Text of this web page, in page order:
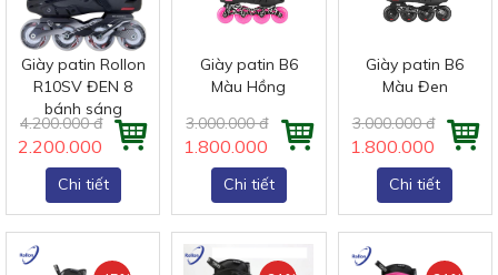
Giày patin Rollon
R10SV ĐEN 8
bánh sáng
4.200.000 đ
2.200.000 đ
Chi tiết
Giày patin B6
Màu Hồng
3.000.000 đ
1.800.000 đ
Chi tiết
Giày patin B6
Màu Đen
3.000.000 đ
1.800.000 đ
Chi tiết